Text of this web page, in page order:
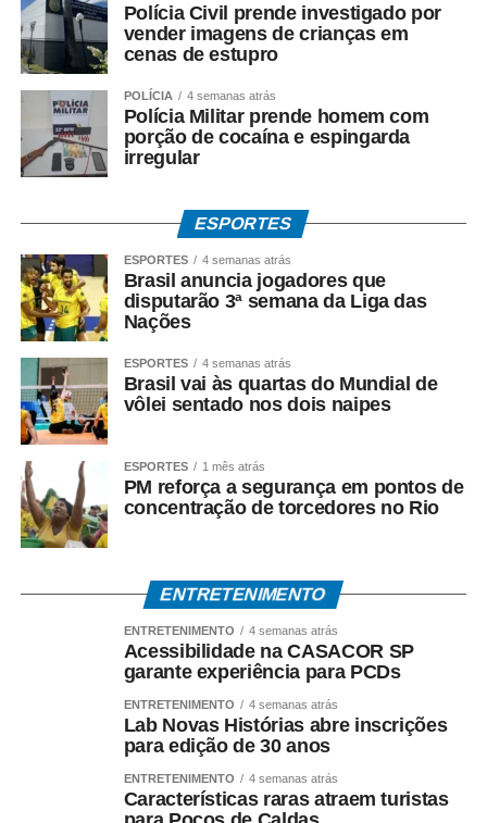
Polícia Civil prende investigado por
vender imagens de crianças em
cenas de estupro
POLÍCIA 4 semanas atrás
Polícia Militar prende homem com
porção de cocaína e espingarda
irregular
ESPORTES
ESPORTES 4 semanas atrás
Brasil anuncia jogadores que
disputarão 3ª semana da Liga das
Nações
ESPORTES 4 semanas atrás
Brasil vai às quartas do Mundial de
vôlei sentado nos dois naipes
ESPORTES 1 mês atrás
PM reforça a segurança em pontos de
concentração de torcedores no Rio
ENTRETENIMENTO
ENTRETENIMENTO 4 semanas atrás
Acessibilidade na CASACOR SP
garante experiência para PCDs
ENTRETENIMENTO 4 semanas atrás
Lab Novas Histórias abre inscrições
para edição de 30 anos
ENTRETENIMENTO 4 semanas atrás
Características raras atraem turistas